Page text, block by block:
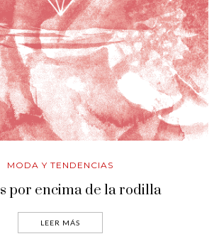
MODA Y TENDENCIAS
por encima de la rodilla
LEER MÁS